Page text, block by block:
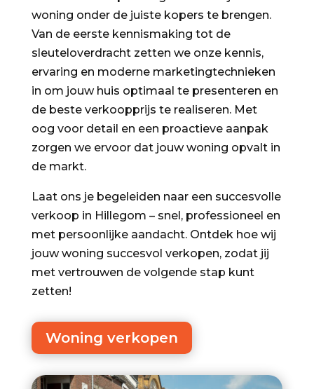
woning onder de juiste kopers te brengen.
Van de eerste kennismaking tot de
sleuteloverdracht zetten we onze kennis,
ervaring en moderne marketingtechnieken
in om jouw huis optimaal te presenteren en
de beste verkoopprijs te realiseren. Met
oog voor detail en een proactieve aanpak
zorgen we ervoor dat jouw woning opvalt in
de markt.
Laat ons je begeleiden naar een succesvolle
verkoop in Hillegom – snel, professioneel en
met persoonlijke aandacht. Ontdek hoe wij
jouw woning succesvol verkopen, zodat jij
met vertrouwen de volgende stap kunt
zetten!
Woning verkopen